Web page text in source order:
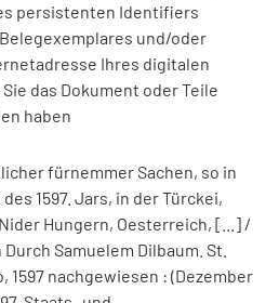
persistenten Identifiers
und/oder
Ihres digitalen
das Dokument oder Teile
haben
fürnemmer Sachen, so in
1597. Jars, in der Türckei,
Hungern, Oesterreich, [...] /
Samuelem Dilbaum. St.
1597 nachgewiesen : (Dezember